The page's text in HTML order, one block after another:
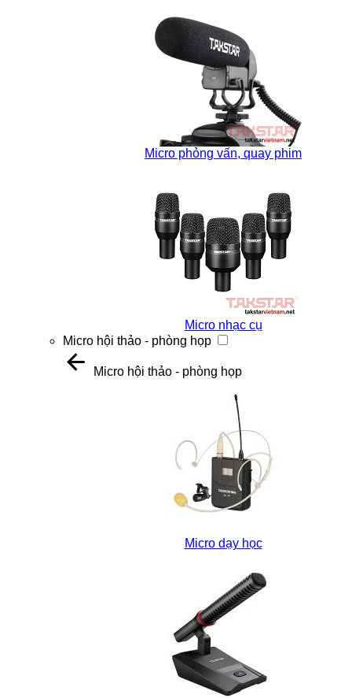
Micro phỏng vấn, quay phim
Micro nhạc cụ
Micro hội thảo - phòng họp
Micro hội thảo - phòng họp
Micro dạy học